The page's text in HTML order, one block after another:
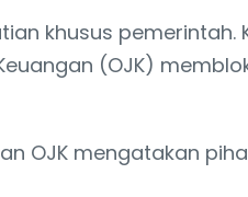
khusus pemerintah.
(OJK)
OJK mengatakan